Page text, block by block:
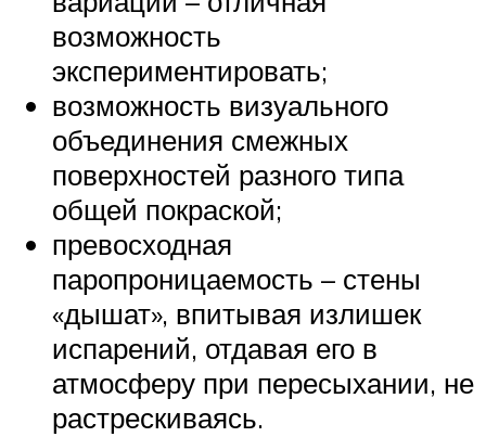
возможность
экспериментировать;
возможность визуального
объединения смежных
поверхностей разного типа
общей покраской;
превосходная
паропроницаемость – стены
«дышат», впитывая излишек
испарений, отдавая его в
атмосферу при пересыхании, не
растрескиваясь.